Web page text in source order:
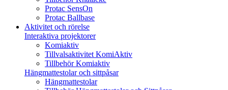
Protac SensOn
Protac Ballbase
Aktivitet och rörelse
Interaktiva projektorer
Komiaktiv
Tillvalsaktivitet KomiAktiv
Tillbehör Komiaktiv
Hängmattestolar och sittpåsar
Hängmattestolar